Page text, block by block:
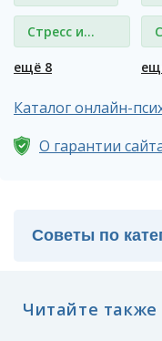
Стресс и
депрессия
ещё 8
Каталог онлайн-
О гарантии
Читайте также